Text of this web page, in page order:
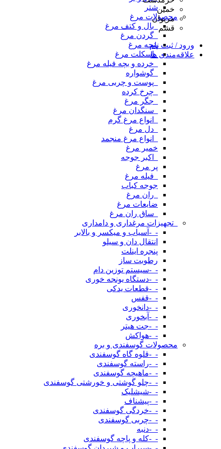
شتر
محصولات مرغ
_بال و کتف مرغ
_گردن مرغ
پنجه مرغ
_اسکلت مرغ
_خرده و بچه فیله مرغ
_گوشواره
_پوست و چربی مرغ
_چرخ کرده
_جگر مرغ
_سنگدان مرغ
_انواع مرغ گرم
_دل مرغ
_انواع مرغ منجمد
خمیر مرغ
_اکبر جوجه
پر مرغ
_فیله مرغ
جوجه کباب
_ران مرغ
ضایعات مرغ
_ساق ران مرغ
_تجهیزات مرغداری و دامداری
-_-آسیاب و میکسر و بالابر
انتقال دان و سیلو
پنجره اینلت
رطوبت ساز
-_-سیستم توزین دام
-_-دستگاه یونجه خوری
-_-قطعات یدکی
-_-قفس
-_-دانخوری
-_-آبخوری
-_-جت هیتر
-_-هواکش
محصولات گوسفندی و بره
-_-قلوه گاه گوسفندی
-_-راسته گوسفندی
-_-ماهیچه گوسفندی
-_-چلو گوشتی و خورشتی گوسفندی
-_-شیشلیک
-_-پیشناف
-_-خردگی گوسفندی
-_-چربی گوسفندی
-_-دنبه
-_-کله و پاچه گوسفندی
خمین
مریوان
قشم
ورود / ثبت نام
علاقه‌مندی ها